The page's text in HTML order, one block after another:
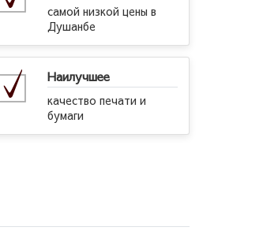
самой низкой цены в
Душанбе
Наилучшее
качество печати и
бумаги